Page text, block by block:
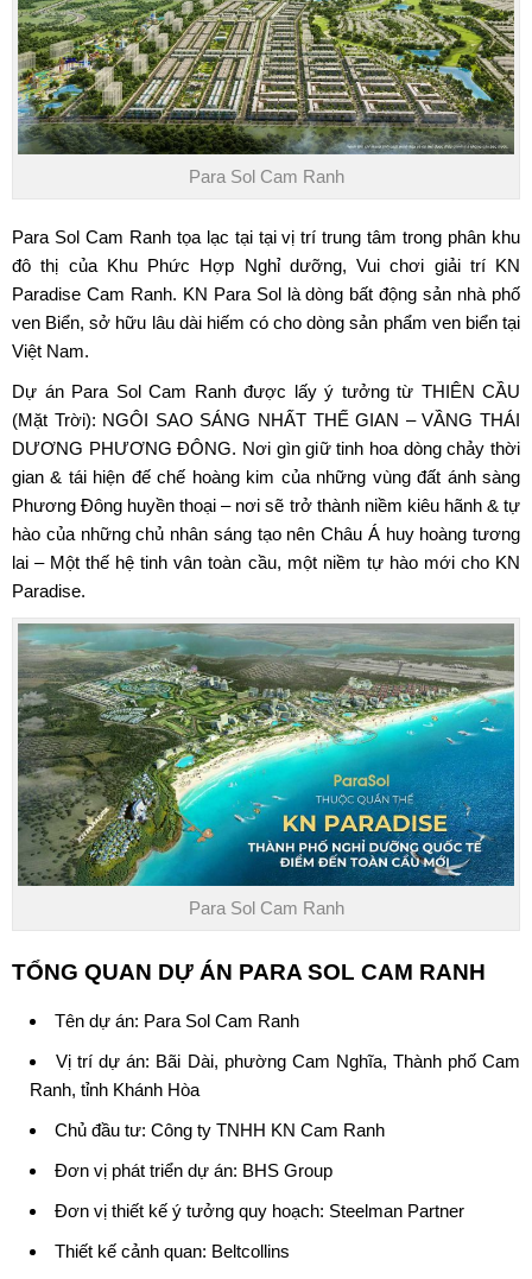
Para Sol Cam Ranh
Para Sol Cam Ranhtọa lạc tại tại vị trí trung tâm trong phân khu
đô thị của Khu Phức Hợp Nghỉ dưỡng, Vui chơi giải trí KN
Paradise Cam Ranh. KN Para Sol là dòng bất động sản nhà phố
ven Biển, sở hữu lâu dài hiếm có cho dòng sản phẩm ven biển tại
Việt Nam.
Dự án Para Sol Cam Ranhđược lấy ý tưởng từ THIÊN CẦU
(Mặt Trời): NGÔI SAO SÁNG NHẤT THẾ GIAN – VẦNG THÁI
DƯƠNG PHƯƠNG ĐÔNG. Nơi gìn giữ tinh hoa dòng chảy thời
gian & tái hiện đế chế hoàng kim của những vùng đất ánh sàng
Phương Đông huyền thoại – nơi sẽ trở thành niềm kiêu hãnh & tự
hào của những chủ nhân sáng tạo nên Châu Á huy hoàng tương
lai – Một thế hệ tinh vân toàn cầu, một niềm tự hào mới cho KN
Paradise.
Para Sol Cam Ranh
TỔNG QUAN DỰ ÁN PARA SOL CAM RANH
Tên dự án: Para Sol Cam Ranh
Vị trí dự án: Bãi Dài, phường Cam Nghĩa, Thành phố Cam
Ranh, tỉnh Khánh Hòa
Chủ đầu tư: Công ty TNHH KN Cam Ranh
Đơn vị phát triển dự án: BHS Group
Đơn vị thiết kế ý tưởng quy hoạch: Steelman Partner
Thiết kế cảnh quan: Beltcollins